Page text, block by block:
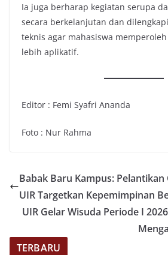
Ia juga berharap kegiatan serupa
secara berkelanjutan dan
teknis agar mahasiswa
lebih aplikatif.
Editor : Femi Syafri Ananda
Foto : Nur Rahma
Babak Baru Kampus:
UIR Targetkan Kepemimpinan
UIR Gelar Wisuda Periode I
TERBARU